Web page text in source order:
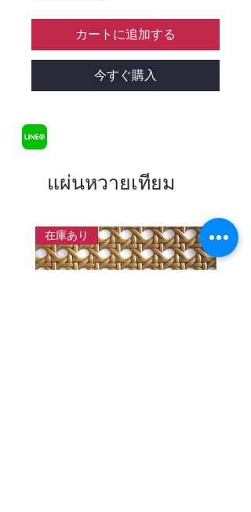
カートに追加する
今すぐ購入
แผ่นหวายเทียม
在庫あり